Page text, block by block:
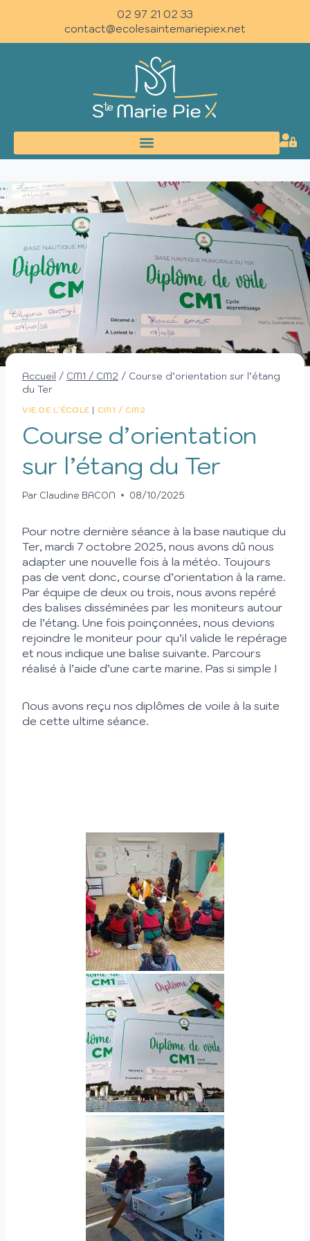
02 97 21 02 33
contact@ecolesaintemariepiex.net
Accueil / CM1 / CM2 / Course d’orientation sur l’étang
du Ter
VIE DE L'ÉCOLE CM1 / CM2
Course d’orientation
sur l’étang du Ter
Par Claudine BACON 08/10/2025
Pour notre dernière séance à la base nautique du
Ter, mardi 7 octobre 2025, nous avons dû nous
adapter une nouvelle fois à la météo. Toujours
pas de vent donc, course d’orientation à la rame.
Par équipe de deux ou trois, nous avons repéré
des balises disséminées par les moniteurs autour
de l’étang. Une fois poinçonnées, nous devions
rejoindre le moniteur pour qu’il valide le repérage
et nous indique une balise suivante. Parcours
réalisé à l’aide d’une carte marine. Pas si simple !
Nous avons reçu nos diplômes de voile à la suite
de cette ultime séance.